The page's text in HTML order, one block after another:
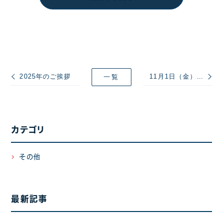
2025年のご挨拶 一覧 11月1日（金）臨時休業のお知らせ
カテゴリ
その他
最新記事